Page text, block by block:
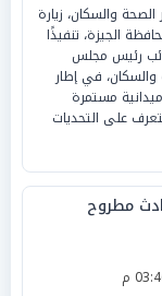
والسكان، زيارة
الجيزة، تنفيذًا
نائب رئيس مجلس
والسكان، في إطار
مستمرة
على التحديات
مطروح